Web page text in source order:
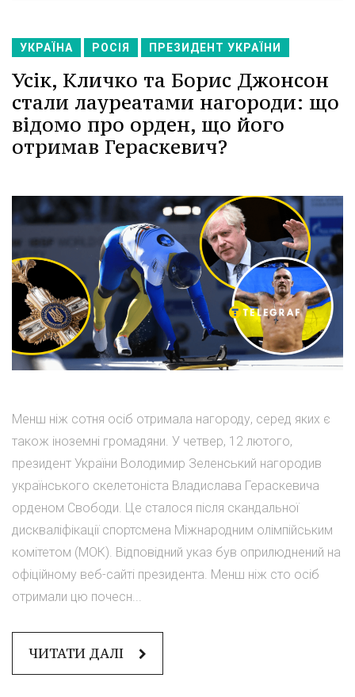
УКРАЇНА РОСІЯ ПРЕЗИДЕНТ УКРАЇНИ
Усік, Кличко та Борис Джонсон
стали лауреатами нагороди: що
відомо про орден, що його
отримав Гераскевич?
Менш ніж сотня осіб отримала нагороду, серед яких є
також іноземні громадяни. У четвер, 12 лютого,
президент України Володимир Зеленський нагородив
українського скелетоніста Владислава Гераскевича
орденом Свободи. Це сталося після скандальної
дискваліфікації спортсмена Міжнародним олімпійським
комітетом (МОК). Відповідний указ був оприлюднений на
офіційному веб-сайті президента. Менш ніж сто осіб
отримали цю почесн...
ЧИТАТИ ДАЛІ